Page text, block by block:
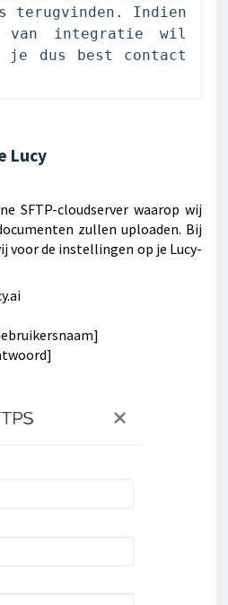
terugvinden. Indien
van integratie wil
je dus best contact
Lucy
SFTP-cloudserver waarop wij
zullen uploaden. Bij
voor de instellingen op je Lucy-